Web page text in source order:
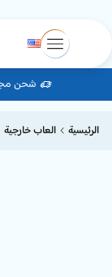
شحن
الرئيسية العاب خارجية